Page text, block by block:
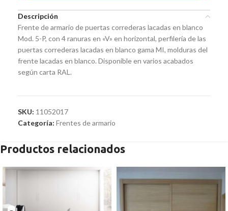
Descripción
Frente de armario de puertas correderas lacadas en blanco
Mod. 5-P, con 4 ranuras en «V» en horizontal, perfilería de las
puertas correderas lacadas en blanco gama MI, molduras del
frente lacadas en blanco. Disponible en varios acabados
según carta RAL.
SKU: 11052017
Categoría: Frentes de armario
Productos relacionados